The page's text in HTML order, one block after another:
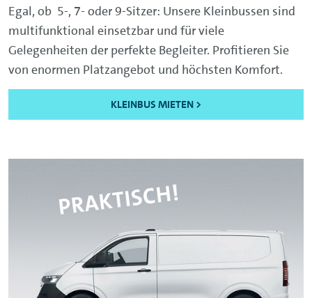
Egal, ob 5-, 7- oder 9-Sitzer: Unsere Kleinbussen sind
multifunktional einsetzbar und für viele
Gelegenheiten der perfekte Begleiter. Profitieren Sie
von enormen Platzangebot und höchsten Komfort.
KLEINBUS MIETEN >